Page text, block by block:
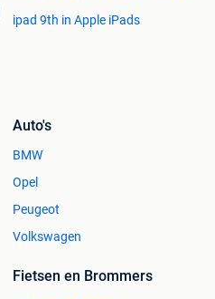
ipad 9th in Apple iPads
Auto's
BMW
Opel
Peugeot
Volkswagen
Fietsen en Brommers